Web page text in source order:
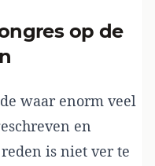
waar enorm veel
en
is niet ver te